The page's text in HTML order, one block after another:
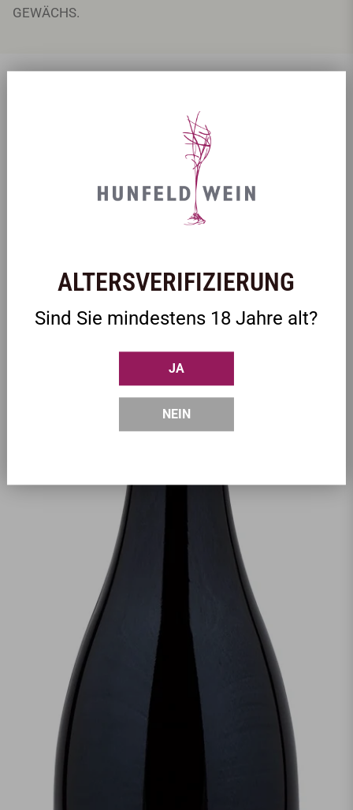
GEWÄCHS.
ZULETZT ANGESEHEN
ALTERSVERIFIZIERUNG
Sind Sie mindestens 18 Jahre alt?
JA
NEIN